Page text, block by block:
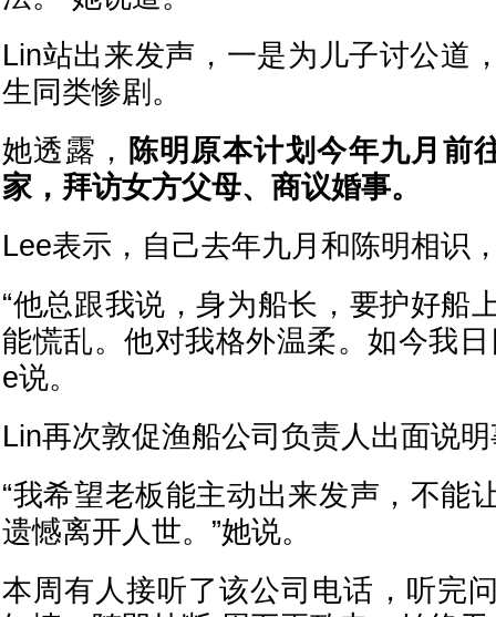
Lin站出来发声，一是为儿子讨公道
生同类惨剧。
她透露， 陈明原本计划今年九月前
家，拜访女方父母、商议婚事。
Lee表示，自己去年九月和陈明相识
“他总跟我说，身为船长，要护好船
能慌乱。他对我格外温柔。如今我
e说。
Lin再次敦促渔船公司负责人出面说
“我希望老板能主动出来发声，不能
遗憾离开人世。”她说。
本周有人接听了该公司电话，听完